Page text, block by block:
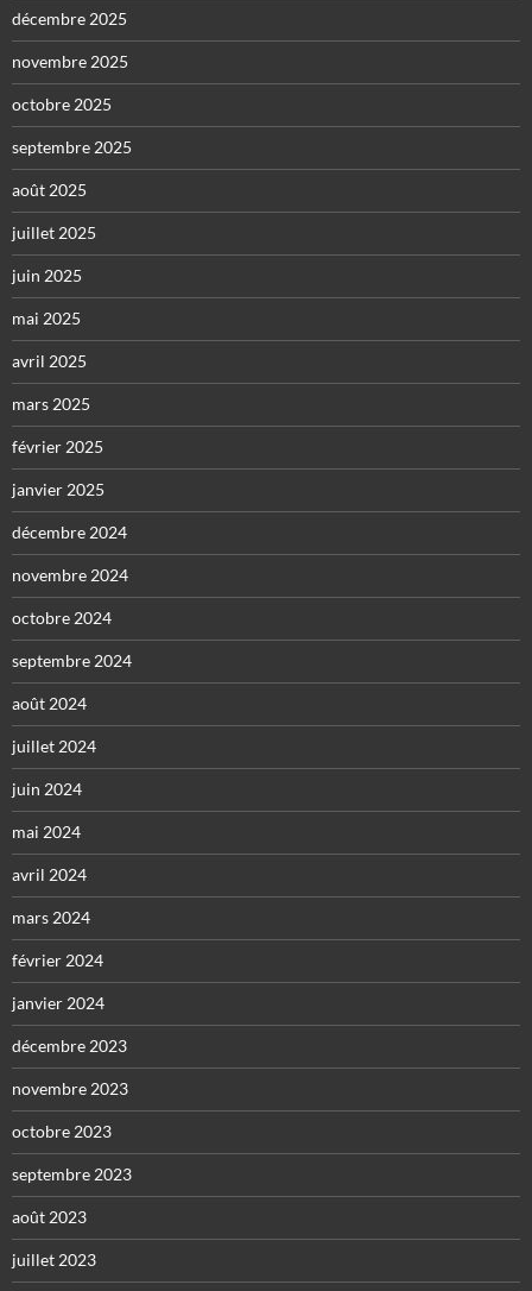
décembre 2025
novembre 2025
octobre 2025
septembre 2025
août 2025
juillet 2025
juin 2025
mai 2025
avril 2025
mars 2025
février 2025
janvier 2025
décembre 2024
novembre 2024
octobre 2024
septembre 2024
août 2024
juillet 2024
juin 2024
mai 2024
avril 2024
mars 2024
février 2024
janvier 2024
décembre 2023
novembre 2023
octobre 2023
septembre 2023
août 2023
juillet 2023